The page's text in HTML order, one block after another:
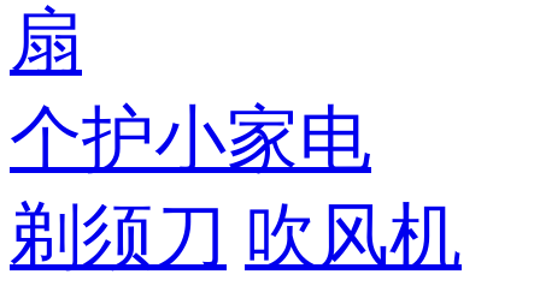
扇
个护小家电
剃须刀 吹风机